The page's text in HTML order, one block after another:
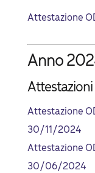
Attestazione
Anno
Attestazioni
Attestazione
30/11/2024
Attestazione
30/06/2024